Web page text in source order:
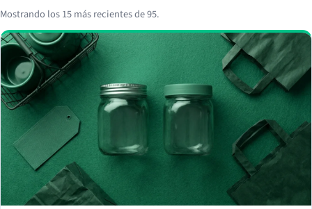
Mostrando los 15 más recientes de 95.